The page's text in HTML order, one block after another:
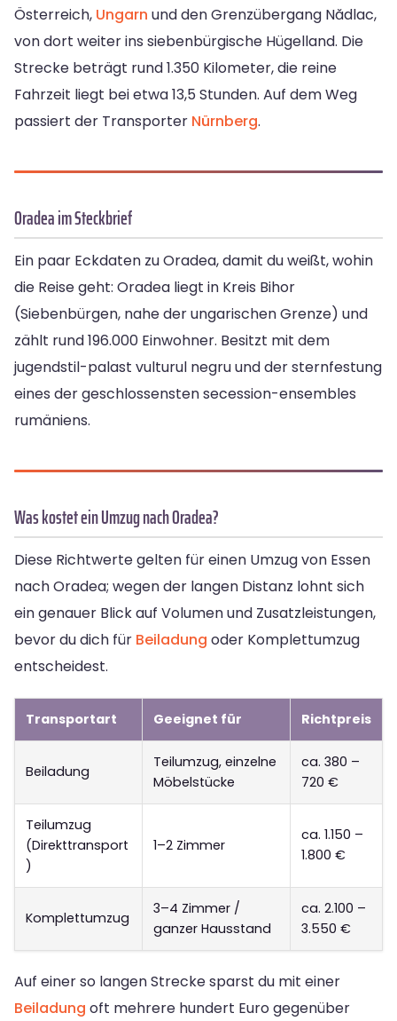
Österreich, Ungarn und den Grenzübergang Nădlac,
von dort weiter ins siebenbürgische Hügelland. Die
Strecke beträgt rund 1.350 Kilometer, die reine
Fahrzeit liegt bei etwa 13,5 Stunden. Auf dem Weg
passiert der Transporter Nürnberg.
Oradea im Steckbrief
Ein paar Eckdaten zu Oradea, damit du weißt, wohin
die Reise geht: Oradea liegt in Kreis Bihor
(Siebenbürgen, nahe der ungarischen Grenze) und
zählt rund 196.000 Einwohner. Besitzt mit dem
jugendstil-palast vulturul negru und der sternfestung
eines der geschlossensten secession-ensembles
rumäniens.
Was kostet ein Umzug nach Oradea?
Diese Richtwerte gelten für einen Umzug von Essen
nach Oradea; wegen der langen Distanz lohnt sich
ein genauer Blick auf Volumen und Zusatzleistungen,
bevor du dich für Beiladung oder Komplettumzug
entscheidest.
Transportart Geeignet für Richtpreis
Beiladung
Teilumzug, einzelne
Möbelstücke
ca. 380 –
720 €
Teilumzug
(Direkttransport
)
1–2 Zimmer
ca. 1.150 –
1.800 €
Komplettumzug
3–4 Zimmer /
ganzer Hausstand
ca. 2.100 –
3.550 €
Auf einer so langen Strecke sparst du mit einer
Beiladung oft mehrere hundert Euro gegenüber